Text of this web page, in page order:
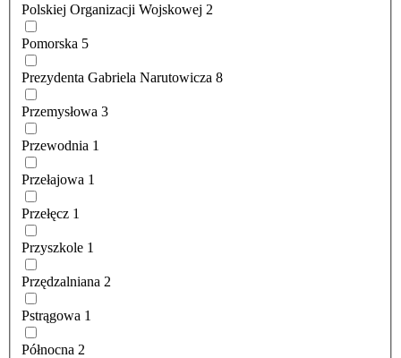
Polskiej Organizacji Wojskowej 2
Pomorska 5
Prezydenta Gabriela Narutowicza 8
Przemysłowa 3
Przewodnia 1
Przełajowa 1
Przełęcz 1
Przyszkole 1
Przędzalniana 2
Pstrągowa 1
Północna 2